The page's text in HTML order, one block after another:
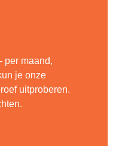
per maand,
je onze
uitproberen.